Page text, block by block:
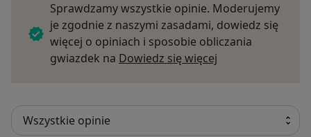
Sprawdzamy wszystkie opinie. Moderujemy
je zgodnie z naszymi zasadami, dowiedz się
więcej o opiniach i sposobie obliczania
gwiazdek na Dowiedz się więcej